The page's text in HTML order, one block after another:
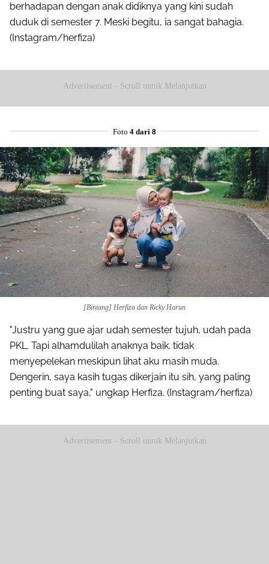
berhadapan dengan anak didiknya yang kini sudah
duduk di semester 7. Meski begitu, ia sangat bahagia.
(Instagram/herfiza)
Advertisement - Scroll untuk Melanjutkan
Foto 4 dari 8
[Bintang] Herfiza dan Ricky Harun
"Justru yang gue ajar udah semester tujuh, udah pada
PKL. Tapi alhamdulilah anaknya baik. tidak
menyepelekan meskipun lihat aku masih muda.
Dengerin, saya kasih tugas dikerjain itu sih, yang paling
penting buat saya," ungkap Herfiza. (Instagram/herfiza)
Advertisement - Scroll untuk Melanjutkan